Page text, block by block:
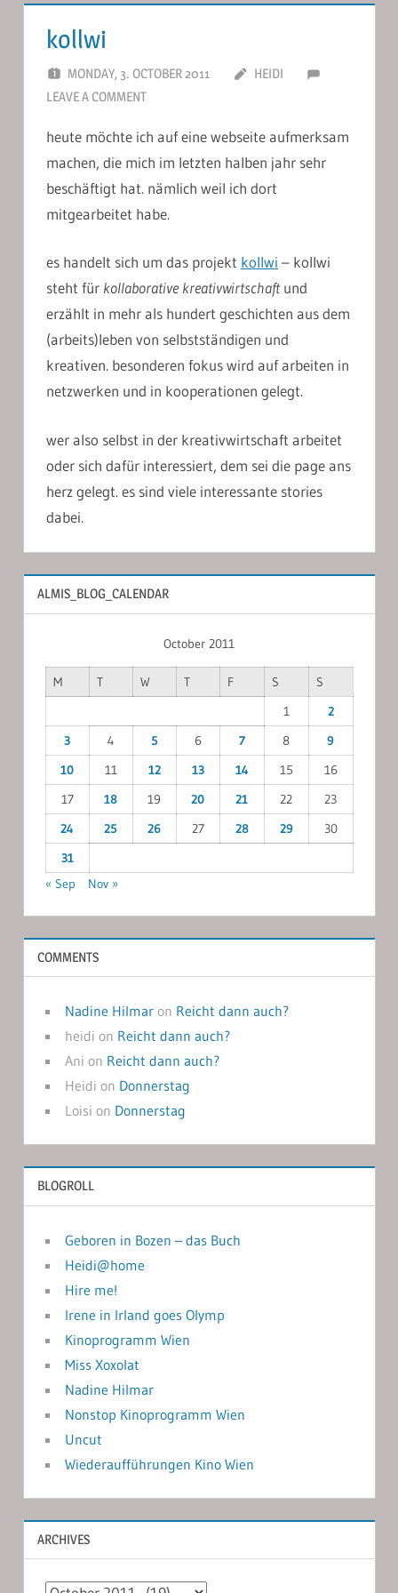
kollwi
MONDAY, 3. OCTOBER 2011
HEIDI
LEAVE A COMMENT
heute möchte ich auf eine webseite aufmerksam
machen, die mich im letzten halben jahr sehr
beschäftigt hat. nämlich weil ich dort
mitgearbeitet habe.
es handelt sich um das projekt kollwi – kollwi
steht für kollaborative kreativwirtschaftund
erzählt in mehr als hundert geschichten aus dem
(arbeits)leben von selbstständigen und
kreativen. besonderen fokus wird auf arbeiten in
netzwerken und in kooperationen gelegt.
wer also selbst in der kreativwirtschaft arbeitet
oder sich dafür interessiert, dem sei die page ans
herz gelegt. es sind viele interessante stories
dabei.
ALMIS_BLOG_CALENDAR
October 2011
M T W T F S
S
1
2
3
4 5 6 7 8
9
10
11 12 13 14 15
16
17
18 19 20 21 22
23
24
25 26 27 28 29
30
31
« Sep
Nov »
COMMENTS
Nadine Hilmaron Reicht dann auch?
heidi on Reicht dann auch?
Ani on Reicht dann auch?
Heidi on Donnerstag
Loisi on Donnerstag
BLOGROLL
Geboren in Bozen – das Buch
Heidi@home
Hire me!
Irene in Irland goes Olymp
Kinoprogramm Wien
Miss Xoxolat
Nadine Hilmar
Nonstop Kinoprogramm Wien
Uncut
Wiederaufführungen Kino Wien
ARCHIVES